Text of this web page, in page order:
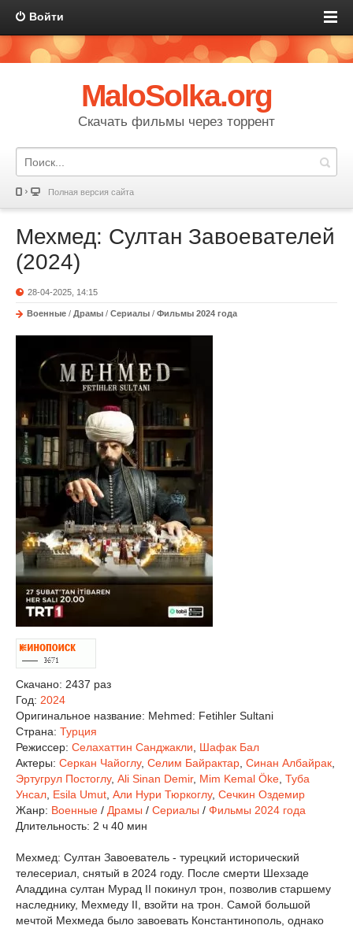
Войти
MaloSolka.org
Скачать фильмы через торрент
Полная версия сайта
Мехмед: Султан Завоевателей
(2024)
28-04-2025, 14:15
Военные / Драмы / Сериалы / Фильмы 2024 года
Скачано: 2437 раз
Год: 2024
Оригинальное название: Mehmed: Fetihler Sultani
Страна: Турция
Режиссер: Селахаттин Санджакли
Шафак Бал
Актеры: Серкан Чайоглу, Селим Байрактар Синан Албайрак
Эртугрул Постоглу, Ali Sinan Demir, Mim Kemal Öke Туба
Унсал Esila Umut Али Нури Тюркоглу, Сечкин Оздемир
Жанр: Военные / Драмы / Сериалы / Фильмы 2024 года
Длительность: 2 ч 40 мин
Мехмед: Султан Завоеватель - турецкий исторический
телесериал, снятый в 2024 году. После смерти Шехзаде
Аладдина султан Мурад II покинул трон, позволив старшему
наследнику, Мехмеду II, взойти на трон. Самой большой
мечтой Мехмеда было завоевать Константинополь, однако